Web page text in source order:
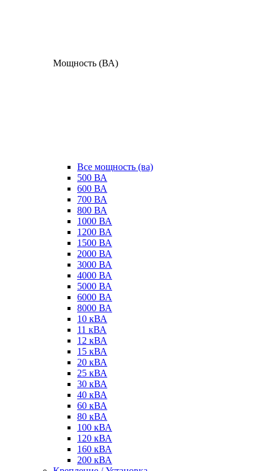
Мощность (ВА)
Все мощность (ва)
500 ВА
600 ВА
700 ВА
800 ВА
1000 ВА
1200 ВА
1500 ВА
2000 ВА
3000 ВА
4000 ВА
5000 ВА
6000 ВА
8000 ВА
10 кВА
11 кВА
12 кВА
15 кВА
20 кВА
25 кВА
30 кВА
40 кВА
60 кВА
80 кВА
100 кВА
120 кВА
160 кВА
200 кВА